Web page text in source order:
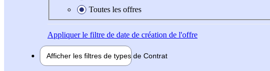
Toutes les offres
Appliquerle filtre de date de création de l'offre
Afficher les filtres de types de Contrat